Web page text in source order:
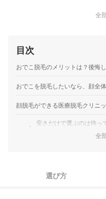
全
目次
おでこ脱毛のメリットは？後悔
おでこを脱毛したいなら、顔全
顔脱毛ができる医療脱毛クリニ
1
安さだけで選ぶのは待っ
ツルツルを目指したい
全
選び方